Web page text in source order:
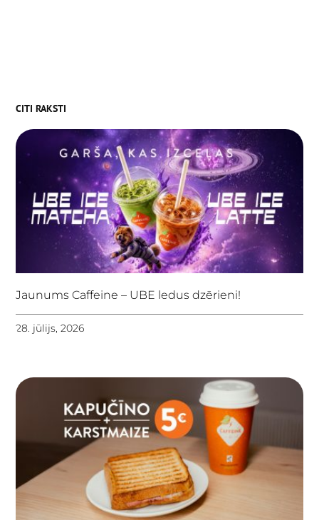
CITI RAKSTI
Jaunums Caffeine – UBE ledus dzērieni!
28. jūlijs, 2026